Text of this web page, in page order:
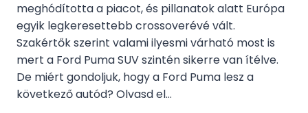
meghódította a piacot, és pillanatok alatt Európa
egyik legkeresettebb crossoverévé vált.
Szakértők szerint valami ilyesmi várható most is
mert a Ford Puma SUV szintén sikerre van ítélve.
De miért gondoljuk, hogy a Ford Puma lesz a
következő autód? Olvasd el…